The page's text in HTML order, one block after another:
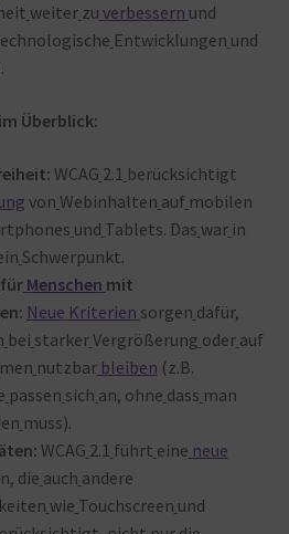
weiter zu verbessern und
Entwicklungen und
.
im Überblick:
WCAG 2.1 berücksichtigt
von Webinhalten auf mobilen
und Tablets. Das war in
Schwerpunkt.
für Menschen mit
Neue Kriterien sorgen dafür,
bei starkerVergrößerung oder auf
nutzbarbleiben (z.B.
passen sich an, ohne dass man
muss).
WCAG 2.1 führt eine neue
die auch andere
wie Touchscreen und